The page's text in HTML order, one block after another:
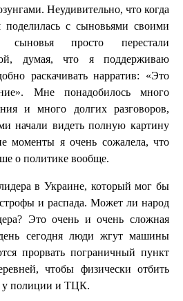
Неудивительно, что когда
с сыновьями своими
сыновья просто перестали
думая, что я поддерживаю
раскачивать нарратив: «Это
Мне понадобилось много
и много долгих разговоров,
начали видеть полную картину
моменты я очень сожалела, что
о политике вообще.
в Украине, который мог бы
и распада. Может ли народ
Это очень и очень сложная
сегодня люди жгут машины
прорвать пограничный пункт
чтобы физически отбить
у полиции и ТЦК.